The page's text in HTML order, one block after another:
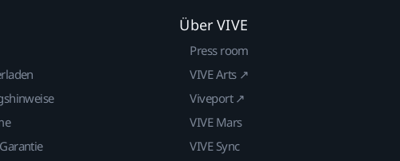
Über VIVE
Press room
VIVE Arts ↗
Viveport ↗
VIVE Mars
VIVE Sync